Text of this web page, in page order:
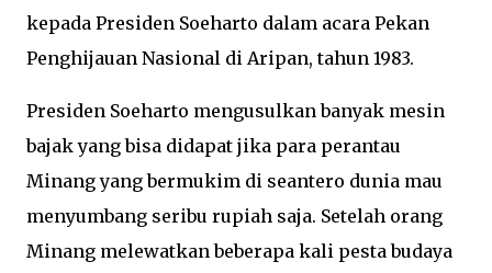
kepada Presiden Soeharto dalam acara Pekan
Penghijauan Nasional di Aripan, tahun 1983.
Presiden Soeharto mengusulkan banyak mesin
bajak yang bisa didapat jika para perantau
Minang yang bermukim di seantero dunia mau
menyumbang seribu rupiah saja. Setelah orang
Minang melewatkan beberapa kali pesta budaya